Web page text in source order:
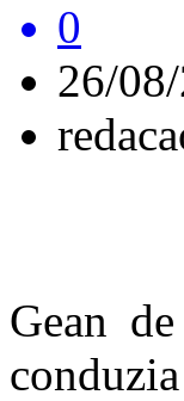
0
26/
Gean